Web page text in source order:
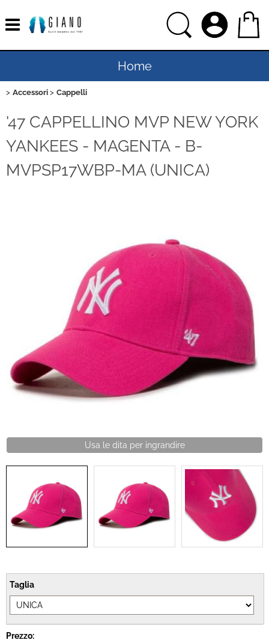
Home
Donna
Bambino
Ciclismo
Brand
Accessori Cappelli
'47 CAPPELLINO MVP NEW YORK
YANKEES - MAGENTA - B-
MVPSP17WBP-MA (UNICA)
Usa le dita per ingrandire
Taglia
Prezzo: